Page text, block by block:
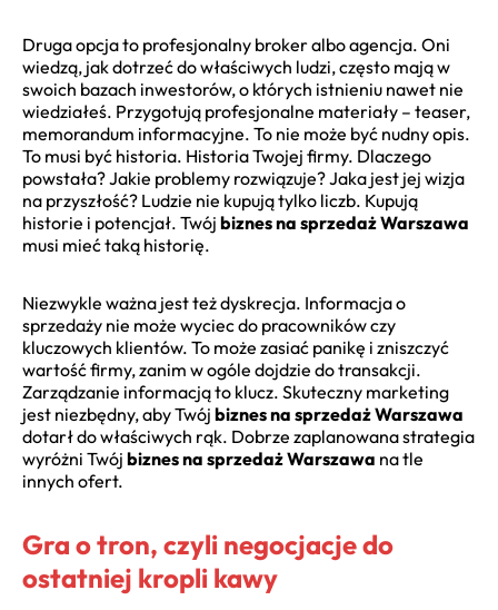
Druga opcja to profesjonalny broker albo agencja. Oni
wiedzą, jak dotrzeć do właściwych ludzi, często mają w
swoich bazach inwestorów, o których istnieniu nawet nie
wiedziałeś. Przygotują profesjonalne materiały – teaser,
memorandum informacyjne. To nie może być nudny opis.
To musi być historia. Historia Twojej firmy. Dlaczego
powstała? Jakie problemy rozwiązuje? Jaka jest jej wizja
na przyszłość? Ludzie nie kupują tylko liczb. Kupują
historie i potencjał. Twój biznes na sprzedaż Warszawa
musi mieć taką historię.
Niezwykle ważna jest też dyskrecja. Informacja o
sprzedaży nie może wyciec do pracowników czy
kluczowych klientów. To może zasiać panikę i zniszczyć
wartość firmy, zanim w ogóle dojdzie do transakcji.
Zarządzanie informacją to klucz. Skuteczny marketing
jest niezbędny, aby Twój biznes na sprzedaż Warszawa
dotarł do właściwych rąk. Dobrze zaplanowana strategia
wyróżni Twój biznes na sprzedaż Warszawa na tle
innych ofert.
Gra o tron, czyli negocjacje do
ostatniej kropli kawy